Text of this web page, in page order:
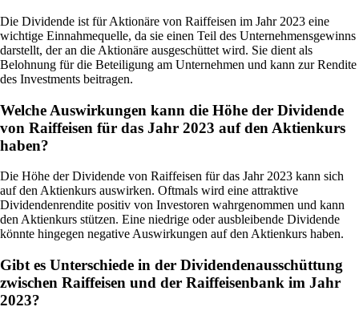
Die Dividende ist für Aktionäre von Raiffeisen im Jahr 2023 eine
wichtige Einnahmequelle, da sie einen Teil des Unternehmensgewinns
darstellt, der an die Aktionäre ausgeschüttet wird. Sie dient als
Belohnung für die Beteiligung am Unternehmen und kann zur Rendite
des Investments beitragen.
Welche Auswirkungen kann die Höhe der Dividende
von Raiffeisen für das Jahr 2023 auf den Aktienkurs
haben?
Die Höhe der Dividende von Raiffeisen für das Jahr 2023 kann sich
auf den Aktienkurs auswirken. Oftmals wird eine attraktive
Dividendenrendite positiv von Investoren wahrgenommen und kann
den Aktienkurs stützen. Eine niedrige oder ausbleibende Dividende
könnte hingegen negative Auswirkungen auf den Aktienkurs haben.
Gibt es Unterschiede in der Dividendenausschüttung
zwischen Raiffeisen und der Raiffeisenbank im Jahr
2023?